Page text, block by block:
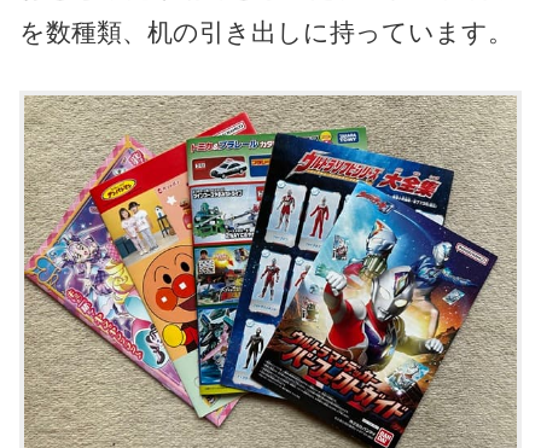
を数種類、机の引き出しに持っています。